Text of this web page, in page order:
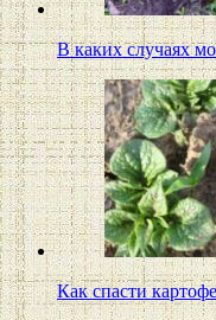
В каких случаях
Как спасти